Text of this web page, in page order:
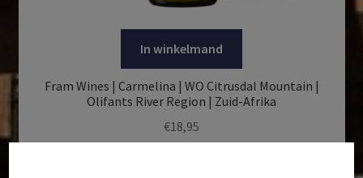
In winkelmand
Fram Wines | Carmelina | WO Citrusdal Mountain |
Olifants River Region | Zuid-Afrika
€18,95